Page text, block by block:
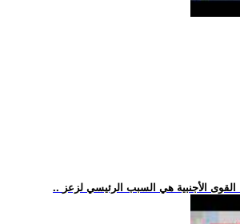
القوى الأجنبية هي السبب الرئيسي لزعز